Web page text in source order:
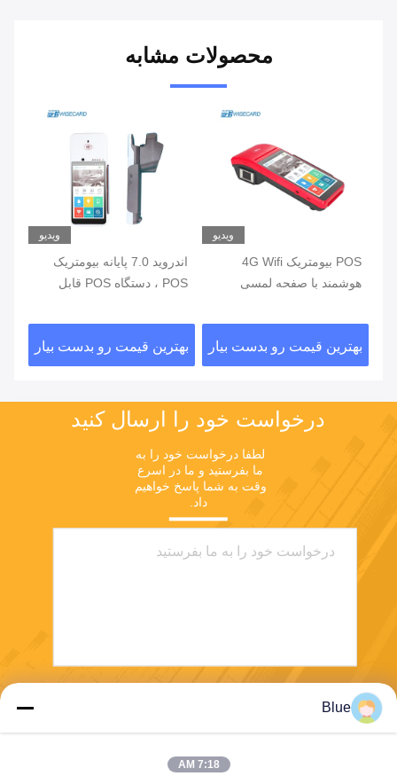
محصولات مشابه
ویدیو
POS بیومتریک 4G Wifi
هوشمند با صفحه لمسی
بهترین قیمت رو بدست بیار
ویدیو
اندروید 7.0 پایانه بیومتریک
POS ، دستگاه POS قابل
بهترین قیمت رو بدست بیار
درخواست خود را ارسال کنید
داد.
Blue
7:18 AM